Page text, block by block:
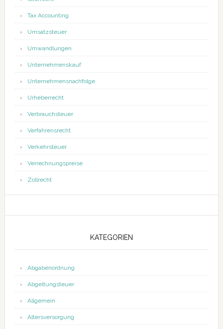
Tax Accounting
Umsatzsteuer
Umwandlungen
Unternehmenskauf
Unternehmensnachfolge
Urheberrecht
Verbrauchsteuer
Verfahrensrecht
Verkehrsteuer
Verrechnungspreise
Zollrecht
KATEGORIEN
Abgabenordnung
Abgeltungsteuer
Allgemein
Altersversorgung